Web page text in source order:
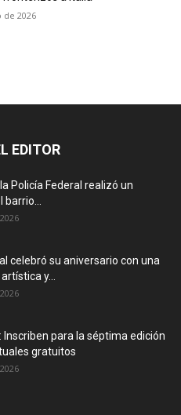
de 2026
EDITOR
Policía Federal realizó un
celebró su aniversario con una
y...
Inscriben para la séptima edición
gratuitos